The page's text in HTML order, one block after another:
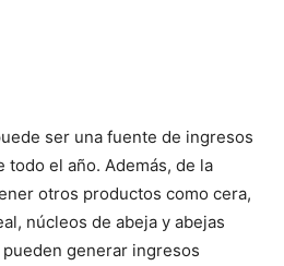
ser una fuente de ingresos
el año. Además, de la
otros productos como cera,
núcleos de abeja y abejas
generar ingresos